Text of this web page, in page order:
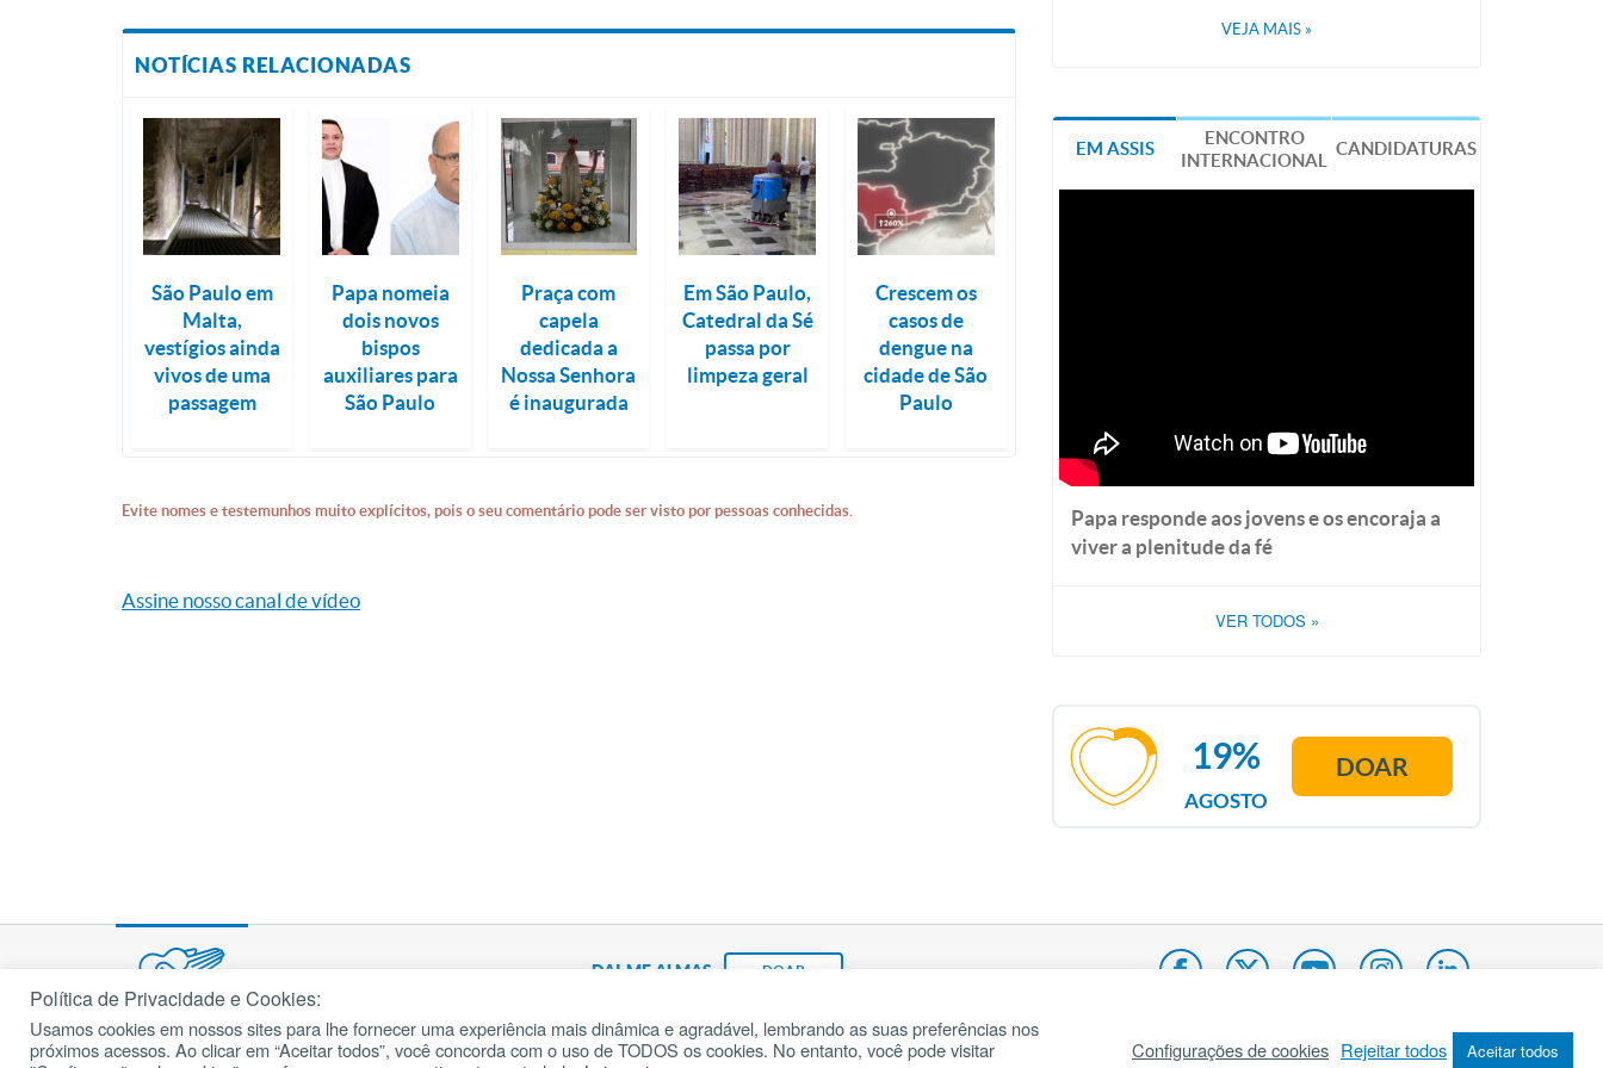
NOTÍCIAS RELACIONADAS
São Paulo em
Malta,
vestígios ainda
vivos de uma
passagem
Papa nomeia
dois novos
bispos
auxiliares para
São Paulo
Praça com
capela
dedicada a
Nossa Senhora
é inaugurada
Em São Paulo,
Catedral da Sé
passa por
limpeza geral
Crescem os
casos de
dengue na
cidade de São
Paulo
Evite nomes e testemunhos muito explícitos, pois o seu comentário pode ser visto por pessoas conhecidas.
Assine nosso canal de vídeo
VEJA MAIS »
EM ASSIS
ENCONTRO
INTERNACIONAL
CANDIDATURAS
Papa responde aos jovens e os encoraja a
viver a plenitude da fé
VER TODOS »
AGOSTO
19% DOAR
DAI-ME ALMAS DOAR
Fundação João Paulo II Pedido de Oração Mapa do site Internacional
cancaonova.com© 2002 – 2026
Todos os direitos reservados.
Política de Privacidade e Cookies:
Usamos cookies em nossos sites para lhe fornecer uma experiência mais dinâmica e agradável, lembrando as suas preferências nos
próximos acessos. Ao clicar em “Aceitar todos”, você concorda com o uso de TODOS os cookies. No entanto, você pode visitar
Configurações de cookies Rejeitar todos Aceitar todos